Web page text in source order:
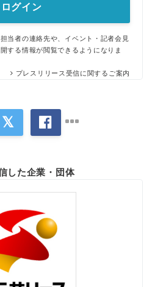
ログイン
当者の連絡先や、イベント・記者会見
する情報が閲覧できるようになりま
プレスリリース受信に関するご案内
した企業・団体